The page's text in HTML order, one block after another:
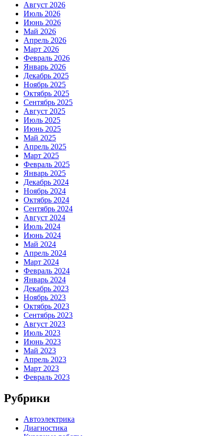
Август 2026
Июль 2026
Июнь 2026
Май 2026
Апрель 2026
Март 2026
Февраль 2026
Январь 2026
Декабрь 2025
Ноябрь 2025
Октябрь 2025
Сентябрь 2025
Август 2025
Июль 2025
Июнь 2025
Май 2025
Апрель 2025
Март 2025
Февраль 2025
Январь 2025
Декабрь 2024
Ноябрь 2024
Октябрь 2024
Сентябрь 2024
Август 2024
Июль 2024
Июнь 2024
Май 2024
Апрель 2024
Март 2024
Февраль 2024
Январь 2024
Декабрь 2023
Ноябрь 2023
Октябрь 2023
Сентябрь 2023
Август 2023
Июль 2023
Июнь 2023
Май 2023
Апрель 2023
Март 2023
Февраль 2023
Рубрики
Автоэлектрика
Диагностика